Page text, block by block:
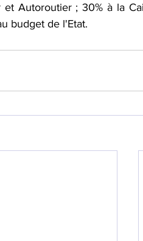
Autoroutier ; 30% à la
budget de l'Etat.